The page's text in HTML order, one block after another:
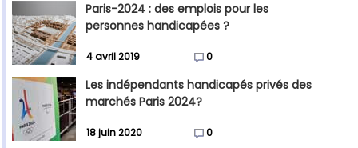
Paris-2024 : des emplois pour les
personnes handicapées ?
4 avril 2019 0
Les indépendants handicapés privés des
marchés Paris 2024?
18 juin 2020 0